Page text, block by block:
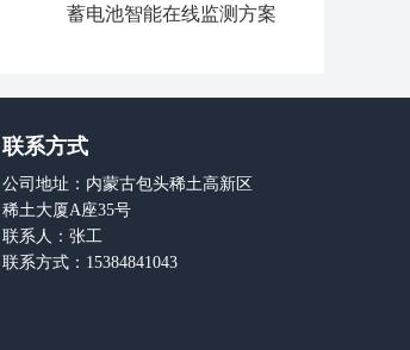
蓄电池智能在线监测方案
联系方式
公司地址：内蒙古包头稀土高新区
稀土大厦A座35号
联系人：张工
联系方式：15384841043